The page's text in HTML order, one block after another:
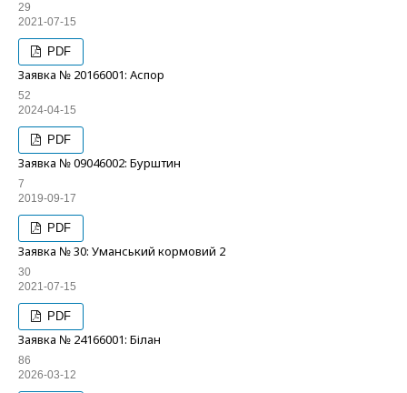
29
2021-07-15
PDF
Заявка № 20166001: Аспор
52
2024-04-15
PDF
Заявка № 09046002: Бурштин
7
2019-09-17
PDF
Заявка № 30: Уманський кормовий 2
30
2021-07-15
PDF
Заявка № 24166001: Білан
86
2026-03-12